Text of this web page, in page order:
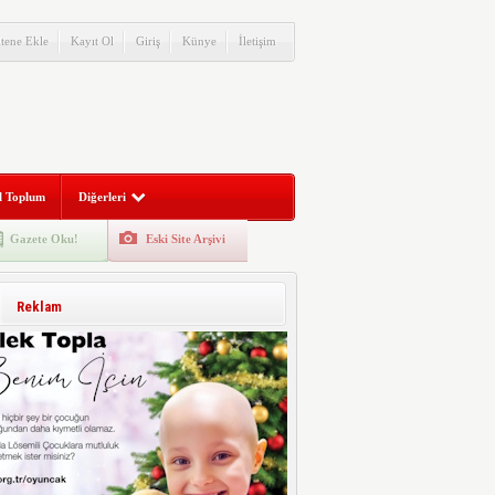
Ekle Kayıt Ol Giriş Künye İletişim
Toplum Diğerleri
Gazete Oku! Eski Site Arşivi
Reklam